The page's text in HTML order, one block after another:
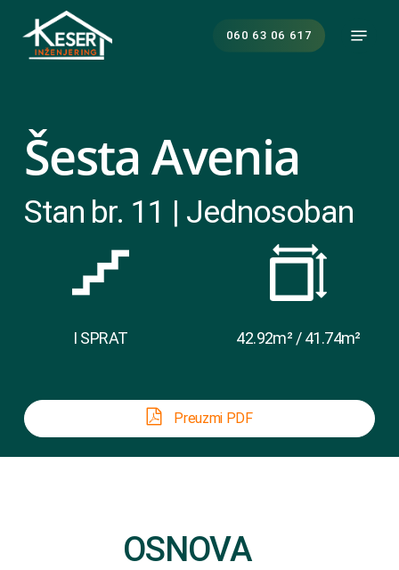
main
060 63 06 617
Šesta Avenia
Stan br. 11 | Jednosoban
I SPRAT 42.92m² / 41.74m²
Preuzmi PDF
OSNOVA